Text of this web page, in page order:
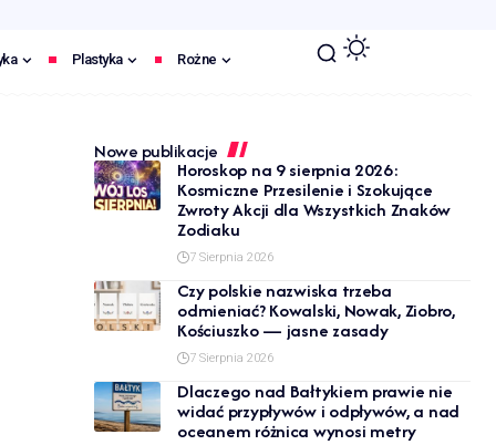
Plastyka Rożne
Nowe publikacje
Horoskop na 9 sierpnia 2026:
Kosmiczne Przesilenie i Szokujące
Zwroty Akcji dla Wszystkich Znaków
Zodiaku
7 Sierpnia 2026
Czy polskie nazwiska trzeba
odmieniać? Kowalski, Nowak, Ziobro,
Kościuszko — jasne zasady
7 Sierpnia 2026
Dlaczego nad Bałtykiem prawie nie
widać przypływów i odpływów, a nad
oceanem różnica wynosi metry